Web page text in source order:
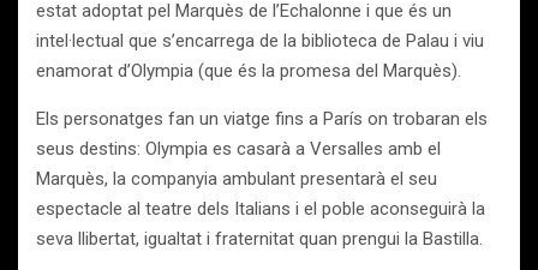
estat adoptat pel Marquès de l’Echalonne i que és un
intel·lectual que s’encarrega de la biblioteca de Palau i viu
enamorat d’Olympia (que és la promesa del Marquès).
Els personatges fan un viatge fins a París on trobaran els
seus destins: Olympia es casarà a Versalles amb el
Marquès, la companyia ambulant presentarà el seu
espectacle al teatre dels Italians i el poble aconseguirà la
seva llibertat, igualtat i fraternitat quan prengui la Bastilla.